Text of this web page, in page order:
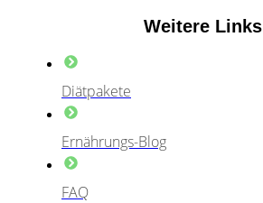
Weitere Links
Diätpakete
Ernährungs-Blog
FAQ